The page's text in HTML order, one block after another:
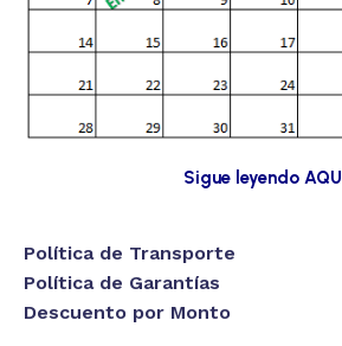
Sigue leyendo AQUÍ
Política de Transporte
Política de Garantías
Descuento por Monto